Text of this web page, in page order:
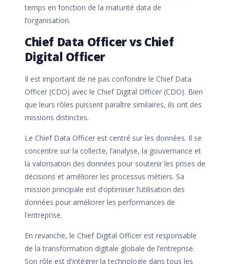
temps en fonction de la maturité data de
l’organisation.
Chief Data Officer vs Chief
Digital Officer
Il est important de ne pas confondre le Chief Data
Officer (CDO) avec le Chief Digital Officer (CDO). Bien
que leurs rôles puissent paraître similaires, ils ont des
missions distinctes.
Le Chief Data Officer est centré sur les données. Il se
concentre sur la collecte, l’analyse, la gouvernance et
la valorisation des données pour soutenir les prises de
décisions et améliorer les processus métiers. Sa
mission principale est d’optimiser l’utilisation des
données pour améliorer les performances de
l’entreprise.
En revanche, le Chief Digital Officer est responsable
de la transformation digitale globale de l’entreprise.
Son rôle est d'intégrer la technologie dans tous les